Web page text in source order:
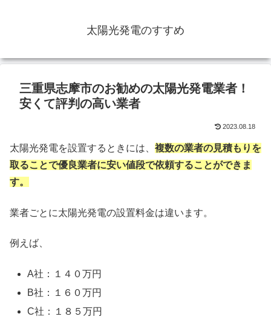
太陽光発電のすすめ
三重県志摩市のお勧めの太陽光発電業者！
安くて評判の高い業者
2023.08.18
太陽光発電を設置するときには、 複数の業者の見積もりを
取ることで優良業者に安い値段で依頼することができま
す。
業者ごとに太陽光発電の設置料金は違います。
例えば、
A社：１４０万円
B社：１６０万円
C社：１８５万円